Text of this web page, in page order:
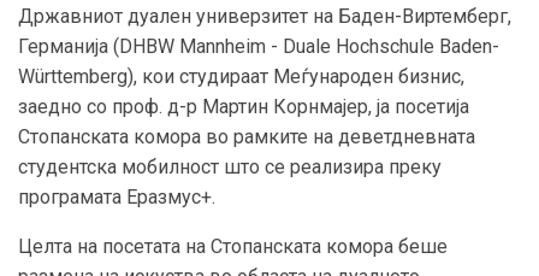
Државниот дуален универзитет на Баден-Виртемберг,
Германија (DHBW Mannheim - Duale Hochschule Baden-
Württemberg), кои студираат Меѓународен бизнис,
заедно со проф. д-р Мартин Корнмајер, ја посетија
Стопанската комора во рамките на деветдневната
студентска мобилност што се реализира преку
програмата Еразмус+.
Целта на посетата на Стопанската комора беше